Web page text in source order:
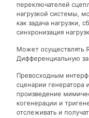
переключателей
нагрузкой системы,
как задача нагрузки,
синхронизация
Может осуществлять
Дифференциальную
Превосходным
сценарии генератора
произведение
когенерации и
отслеживать и